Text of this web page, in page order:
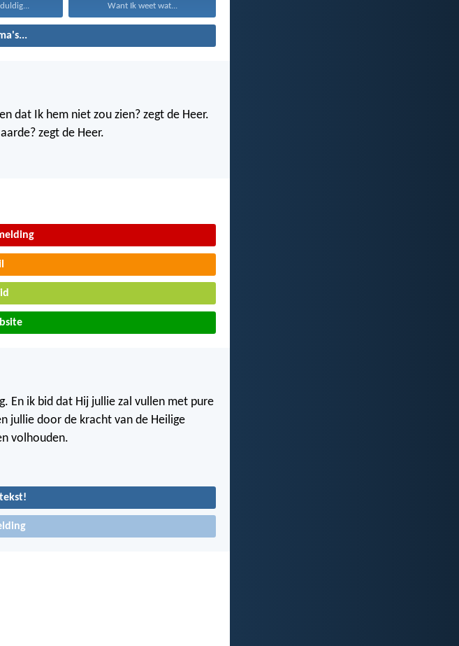
Want Ik weet wat...
dat Ik hem niet zou zien? zegt de Heer.
zegt de Heer.
En ik bid dat Hij jullie zal vullen met pure
jullie door de kracht van de Heilige
volhouden.